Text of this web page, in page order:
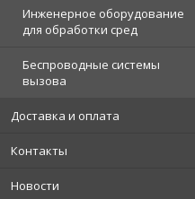
Инженерное оборудование
для обработки сред
Беспроводные системы
вызова
Доставка и оплата
Контакты
Новости